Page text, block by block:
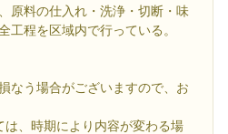
原料の仕入れ・洗浄・切断・味
工程を区域内で行っている。
なう場合がございますので、お
、時期により内容が変わる場